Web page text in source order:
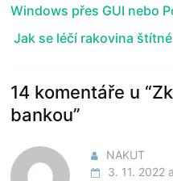
Windows přes GUI nebo
Jak se léčí rakovina
14 komentáře u “
bankou”
NAKUT
3. 11. 2022